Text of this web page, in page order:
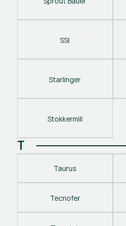
SSI
Starlinger
Stokkermill
T
Taurus
Tecnofer